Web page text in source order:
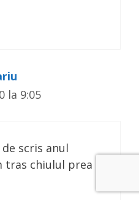
la 9:05
scris anul
tras chiulul prea